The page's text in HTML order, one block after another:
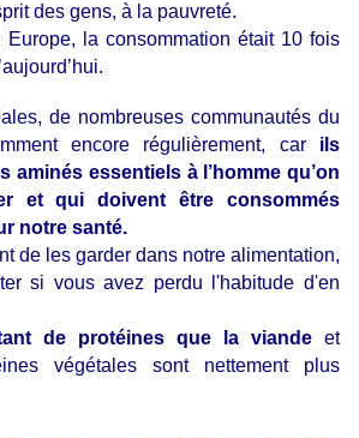
des gens, à la pauvreté.
Europe, la consommation était 10 fois
de nombreuses communautés du
encore régulièrement, car ils
aminés essentiels à l’homme qu’on
et qui doivent être consommés
notre santé.
de les garder dans notre alimentation,
si vous avez perdu l'habitude d'en
de protéines que la viande et
végétales sont nettement plus